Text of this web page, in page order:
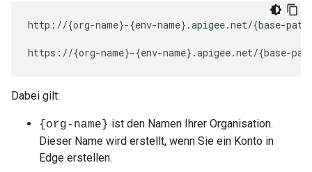
http://{org-name}-{env-name}.apigee.net/{base-
https://{org-name}-{env-name}.apigee.net/{base-
Dabei gilt:
{org-name} ist den Namen Ihrer Organisation.
Dieser Name wird erstellt, wenn Sie ein Konto in
Edge erstellen.